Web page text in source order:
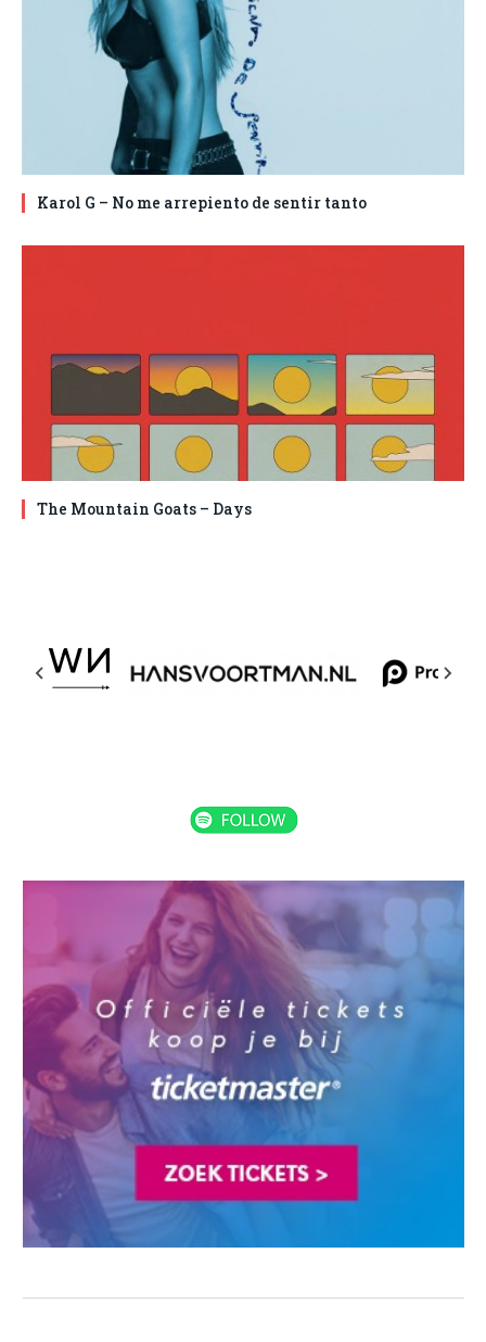
Karol G – No me arrepiento de sentir tanto
The Mountain Goats – Days